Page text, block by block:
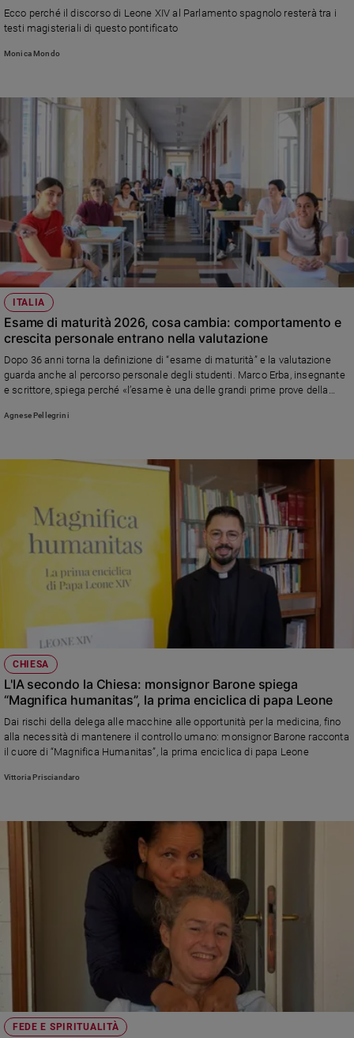
Ecco perché il discorso di Leone XIV al Parlamento spagnolo resterà tra i
testi magisteriali di questo pontificato
Monica Mondo
ITALIA
Esame di maturità 2026, cosa cambia: comportamento e
crescita personale entrano nella valutazione
Dopo 36 anni torna la definizione di “esame di maturità” e la valutazione
guarda anche al percorso personale degli studenti. Marco Erba, insegnante
e scrittore, spiega perché «l’esame è una delle grandi prime prove della
Agnese Pellegrini
CHIESA
L'IA secondo la Chiesa: monsignor Barone spiega
“Magnifica humanitas”, la prima enciclica di papa Leone
Dai rischi della delega alle macchine alle opportunità per la medicina, fino
alla necessità di mantenere il controllo umano: monsignor Barone racconta
il cuore di “Magnifica Humanitas”, la prima enciclica di papa Leone
Vittoria Prisciandaro
FEDE E SPIRITUALITÀ